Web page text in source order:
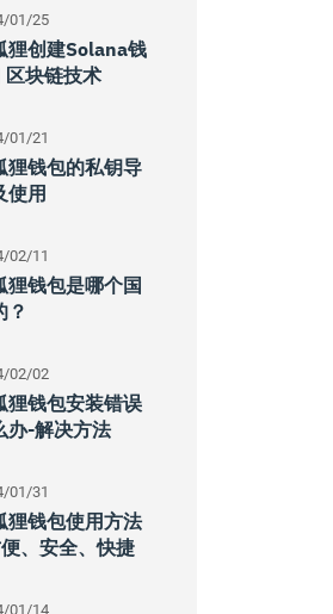
01/25
狸创建Solana钱
区块链技术
01/21
狸钱包的私钥导
使用
02/11
狸钱包是哪个国
？
02/02
狸钱包安装错误
办-解决方法
01/31
狸钱包使用方法
、安全、快捷
01/14